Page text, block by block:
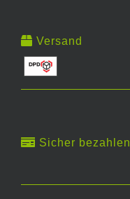
Versand
Sicher bezahlen